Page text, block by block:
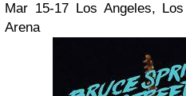
Mar 15-17 Los Angeles,
Arena